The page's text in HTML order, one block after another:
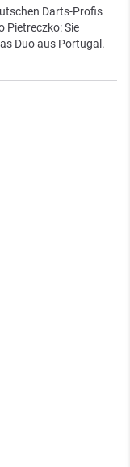
Darts-Profis
Pietreczko: Sie
Duo aus Portugal.